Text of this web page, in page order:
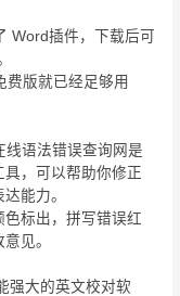
Word插件，下载后可
版就已经足够用
语法错误查询网是
，可以帮助你修正
能力。
标出，拼写错误红
见。
强大的英文校对软